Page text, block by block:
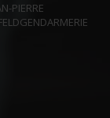
PIERRE